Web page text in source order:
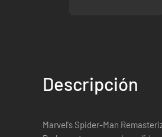
Descripción
Marvel's Spider-Man